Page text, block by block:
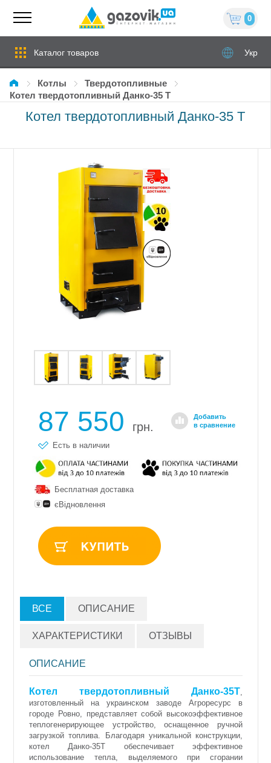
0
Каталог товаров Укр
Котлы
твердотопливные
Котел твердотопливный Данко-35 Т
Котел твердотопливный Данко-35 Т
87 550 грн.
Добавить
в сравнение
Есть в наличии
Бесплатная доставка
єВідновлення
ВСЕ ОПИСАНИЕ
ХАРАКТЕРИСТИКИ ОТЗЫВЫ
ОПИСАНИЕ
Котел твердотопливный Данко-35Т,
изготовленный на украинском заводе Агроресурс в
городе Ровно, представляет собой высокоэффективное
теплогенерирующее устройство, оснащенное ручной
загрузкой топлива. Благодаря уникальной конструкции,
котел Данко-35Т обеспечивает эффективное
использование тепла, выделяемого при сгорании